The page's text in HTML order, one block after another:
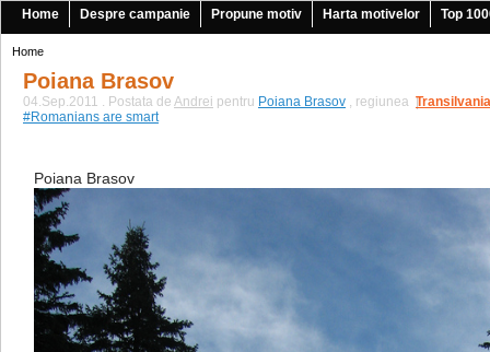
Home Despre campanie Propune motiv Harta motivelor Top
Home
Poiana Brasov
04.Sep.2011 . Postata de Andrei pentru Poiana Brasov , regiunea Transilvania
|
#Romanians are smart
Poiana Brasov